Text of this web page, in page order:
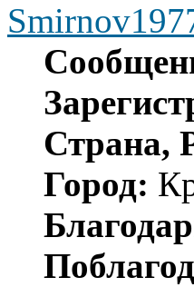
Страна,
Город: